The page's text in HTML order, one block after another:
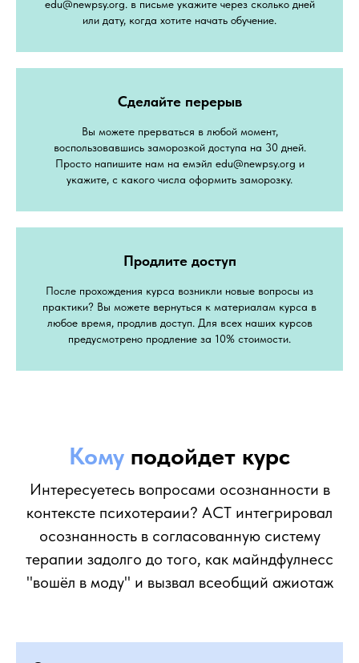
edu@newpsy.org. в письме укажите через сколько дней
или дату, когда хотите начать обучение.
Сделайте перерывㅤ
Вы можете прерваться в любой момент,
воспользовавшись заморозкой доступа на 30 дней.
Просто напишите нам на емэйл edu@newpsy.org и
укажите, с какого числа оформить заморозку.
Продлите доступ
После прохождения курса возникли новые вопросы из
практики? Вы можете вернуться к материалам курса в
любое время, продлив доступ. Для всех наших курсов
предусмотрено продление за 10% стоимости.
Кому подойдет курс
Интересуетесь вопросами осознанности в
контексте психотераии? ACT интегрировал
осознанность в согласованную систему
терапии задолго до того, как майндфулнесс
"вошёл в моду" и вызвал всеобщий ажиотаж